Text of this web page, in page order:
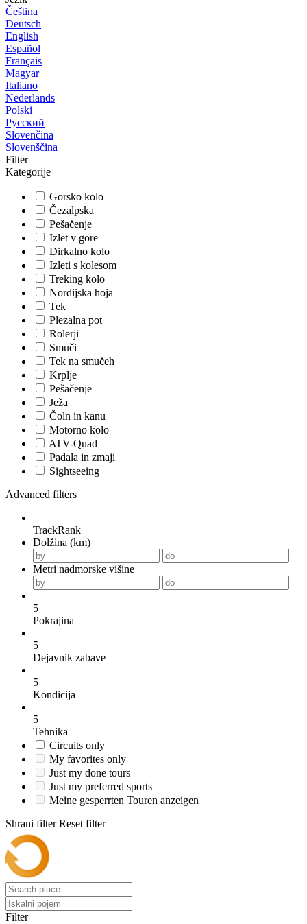
Čeština
Deutsch
English
Español
Français
Magyar
Italiano
Nederlands
Polski
Русский
Slovenčina
Slovenščina
Filter
Kategorije
Gorsko kolo
Čezalpska
Pešačenje
Izlet v gore
Dirkalno kolo
Izleti s kolesom
Treking kolo
Nordijska hoja
Tek
Plezalna pot
Rolerji
Smuči
Tek na smučeh
Krplje
Pešačenje
Ježa
Čoln in kanu
Motorno kolo
ATV-Quad
Padala in zmaji
Sightseeing
Advanced filters
TrackRank
Dolžina (km)
Metri nadmorske višine
5
Pokrajina
5
Dejavnik zabave
5
Kondicija
5
Tehnika
Circuits only
My favorites only
Just my done tours
Just my preferred sports
Meine gesperrten Touren anzeigen
Shrani filter Reset filter
Filter